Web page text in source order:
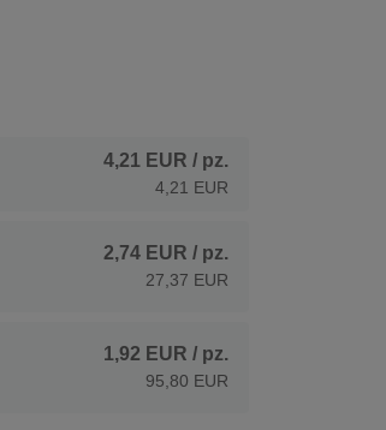
4,21 EUR / pz.
4,21 EUR
2,74 EUR / pz.
27,37 EUR
1,92 EUR / pz.
95,80 EUR